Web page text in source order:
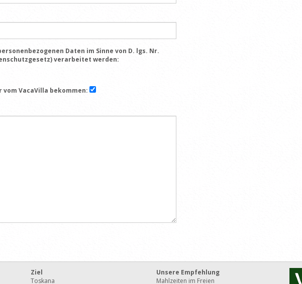
Daten im Sinne von D. lgs. Nr.
verarbeitet werden:
VacaVilla bekommen:
Ziel
Toskana
Unsere Empfehlung
Mahlzeiten im Freien